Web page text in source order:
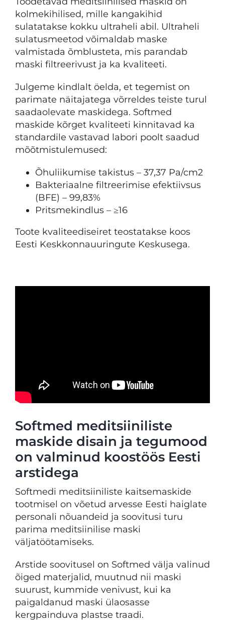
kolmekihilised, mille kangakihid
sulatatakse kokku ultraheli abil. Ultraheli
sulatusmeetod võimaldab maske
valmistada õmblusteta, mis parandab
maski filtreerivust ja ka kvaliteeti.
Julgeme kindlalt öelda, et tegemist on
parimate näitajatega võrreldes teiste turul
saadaolevate maskidega. Softmed
maskide kõrget kvaliteeti kinnitavad ka
standardile vastavad labori poolt saadud
mõõtmistulemused:
Õhuliikumise takistus – 37,37 Pa/cm2
Bakteriaalne filtreerimise efektiivsus
(BFE) – 99,83%
Pritsmekindlus – ≥16
Toote kvaliteediseiret teostatakse koos
Eesti Keskkonnauuringute Keskusega.
Softmed meditsiiniliste
maskide disain ja tegumood
on valminud koostöös Eesti
arstidega
Softmedi meditsiiniliste kaitsemaskide
tootmisel on võetud arvesse Eesti haiglate
personali nõuandeid ja soovitusi turu
parima meditsiinilise maski
väljatöötamiseks.
Arstide soovitusel on Softmed välja valinud
õiged materjalid, muutnud nii maski
suurust, kummide venivust, kui ka
paigaldanud maski ülaosasse
kergpainduva plastse traadi.